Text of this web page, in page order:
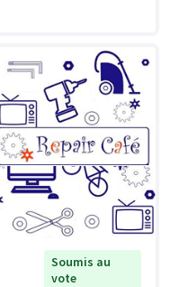
Soumis au
vote